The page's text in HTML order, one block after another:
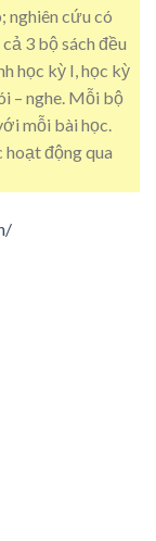
nghiên cứu có
3 bộ sách đều
học kỳ I, học kỳ
– nghe. Mỗi bộ
mỗi bài học.
động qua